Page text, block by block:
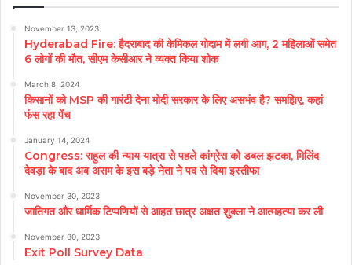
November 13, 2023
Hyderabad Fire: हैदराबाद की केमिकल गोदाम में लगी आग, 2 महिलाओं समेत
6 लोगों की मौत, सीएम केसीआर ने व्यक्त किया शोक
March 8, 2024
किसानों को MSP की गारंटी देना मोदी सरकार के लिए असभंव है? समझिए, कहां
फंस रहा पेंच
January 14, 2024
Congress: राहुल की न्याय यात्रा से पहले कांग्रेस को डबल झटका, मिलिंद
देवड़ा के बाद अब असम के इस बड़े नेता ने पद से दिया इस्तीफा
November 30, 2023
जातिगत और धार्मिक टिप्पणियों से आहत छात्र अक्षत शुक्ला ने आत्महत्या कर ली
November 30, 2023
Exit Poll Survey Data